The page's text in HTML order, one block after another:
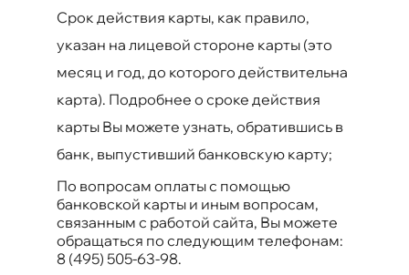
Срок действия карты, как правило,
указан на лицевой стороне карты (это
месяц и год, до которого действительна
карта). Подробнее о сроке действия
карты Вы можете узнать, обратившись в
банк, выпустивший банковскую карту;
По вопросам оплаты с помощью
банковской карты и иным вопросам,
связанным с работой сайта, Вы можете
обращаться по следующим телефонам:
8 (495) 505-63-98.